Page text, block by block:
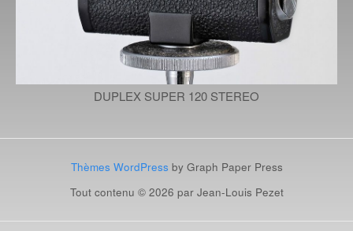
DUPLEX SUPER 120 STEREO
Thèmes WordPress by Graph Paper Press
Tout contenu © 2026 par Jean-Louis Pezet